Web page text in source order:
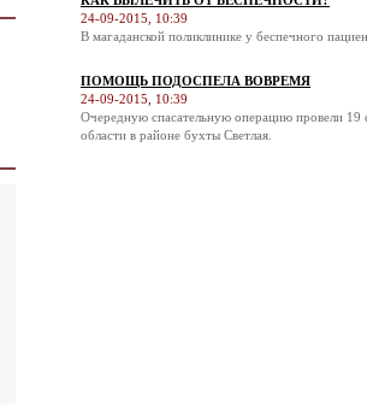
24-09-2015, 10:39
В магаданской поликлинике у беспечного
ПОМОЩЬ ПОДОСПЕЛА ВОВРЕМЯ
24-09-2015, 10:39
Очередную спасательную операцию провели 19
области в районе бухты Светлая.